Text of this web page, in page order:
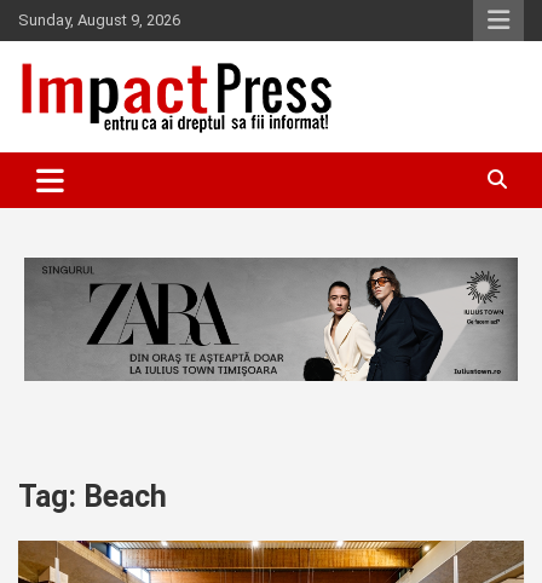
Skip
to
content
Sunday, August 9, 2026
IMPACTPRESS
Tag: Beach